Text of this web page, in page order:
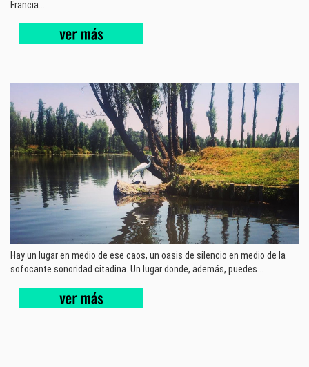
Francia...
Hay un lugar en medio de ese caos, un oasis de silencio en medio de la
sofocante sonoridad citadina. Un lugar donde, además, puedes...